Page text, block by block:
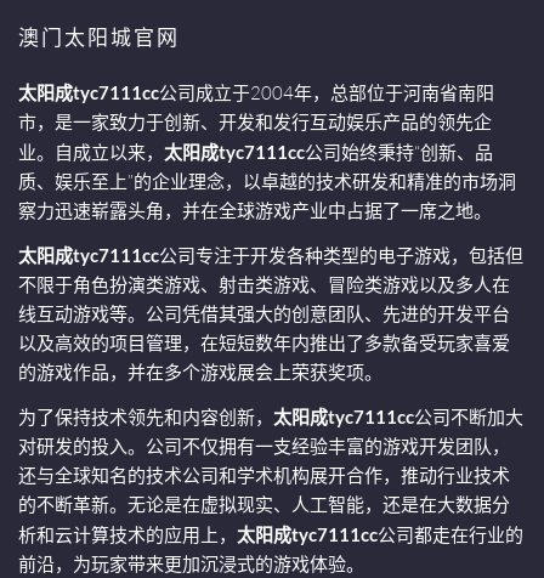
澳门太阳城官网
太阳成tyc7111cc公司成立于2004年，总部位于河南省南阳
市，是一家致力于创新、开发和发行互动娱乐产品的领先企
业。自成立以来， 太阳成tyc7111cc公司始终秉持“创新、品
质、娱乐至上”的企业理念，以卓越的技术研发和精准的市场洞
察力迅速崭露头角，并在全球游戏产业中占据了一席之地。
太阳成tyc7111cc公司专注于开发各种类型的电子游戏，包括但
不限于角色扮演类游戏、射击类游戏、冒险类游戏以及多人在
线互动游戏等。公司凭借其强大的创意团队、先进的开发平台
以及高效的项目管理，在短短数年内推出了多款备受玩家喜爱
的游戏作品，并在多个游戏展会上荣获奖项。
为了保持技术领先和内容创新， 太阳成tyc7111cc公司不断加大
对研发的投入。公司不仅拥有一支经验丰富的游戏开发团队，
还与全球知名的技术公司和学术机构展开合作，推动行业技术
的不断革新。无论是在虚拟现实、人工智能，还是在大数据分
析和云计算技术的应用上， 太阳成tyc7111cc公司都走在行业的
前沿，为玩家带来更加沉浸式的游戏体验。